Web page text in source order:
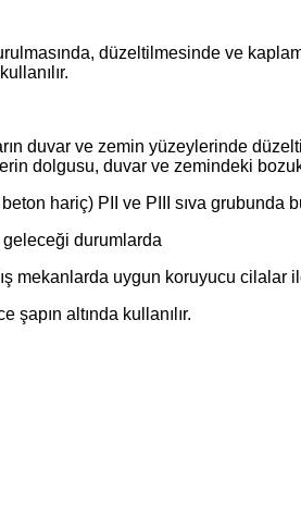
düzeltilmesinde ve
duvar ve zemin yüzeylerinde
dolgusu, duvar ve zemindeki
hariç) PII ve PIII sıva grubunda
geleceği durumlarda
mekanlarda uygun koruyucu
şapın altında kullanılır.